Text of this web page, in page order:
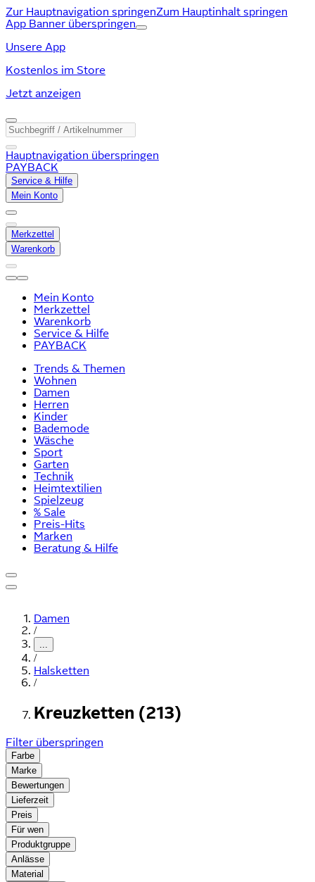
Zur Hauptnavigation springenZum Hauptinhalt springen
App Banner überspringen
Unsere App
Kostenlos im Store
Jetzt anzeigen
Hauptnavigation überspringen
PAYBACK
Service & Hilfe
Mein Konto
Merkzettel
Warenkorb
Mein Konto
Merkzettel
Warenkorb
Service & Hilfe
PAYBACK
Trends & Themen
Wohnen
Damen
Herren
Kinder
Bademode
Wäsche
Sport
Garten
Technik
Heimtextilien
Spielzeug
% Sale
Preis-Hits
Marken
Beratung & Hilfe
Damen
/
...
/
Halsketten
/
Kreuzketten (213)
Filter überspringen
Farbe
Marke
Bewertungen
Lieferzeit
Preis
Für wen
Produktgruppe
Anlässe
Material